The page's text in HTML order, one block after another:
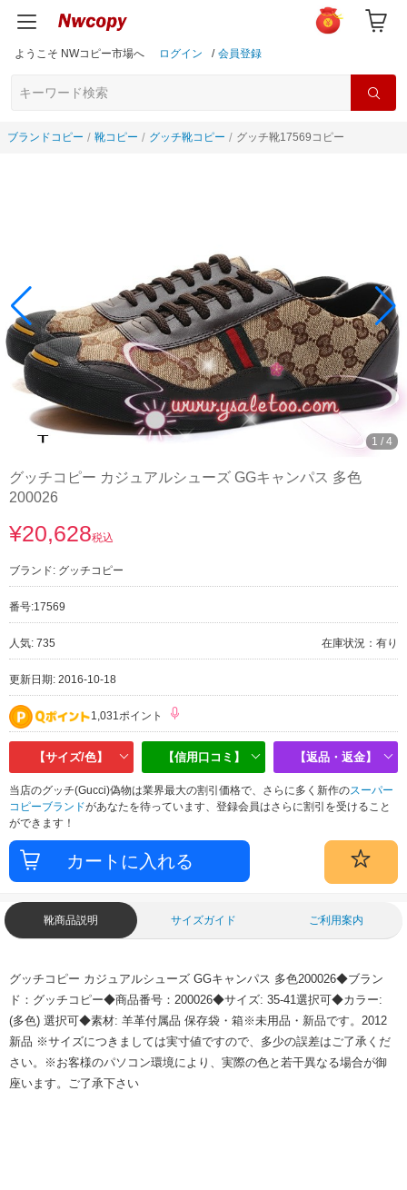
ようこそ NWコピー市場へ ログイン / 会員登録
ブランドコピー 靴コピー グッチ靴コピー グッチ靴17569コピー
1 / 4
グッチコピー カジュアルシューズ GGキャンパス 多色
200026
¥20,628税込
ブランド: グッチコピー
番号:17569
人気: 735 在庫状況：有り
更新日期: 2016-10-18
1,031ポイント
【サイズ/色】 【信用口コミ】 【返品・返金】
当店のグッチ(Gucci)偽物は業界最大の割引価格で、さらに多く新作のスーパー
コピーブランドがあなたを待っています、登録会員はさらに割引を受けること
ができます！
靴商品説明 サイズガイド ご利用案内
グッチコピー カジュアルシューズ GGキャンパス 多色200026◆ブラン
ド：グッチコピー◆商品番号：200026◆サイズ: 35-41選択可◆カラー:
(多色) 選択可◆素材: 羊革付属品 保存袋・箱※未用品・新品です。2012
新品 ※サイズにつきましては実寸値ですので、多少の誤差はご了承くだ
さい。※お客様のパソコン環境により、実際の色と若干異なる場合が御
座います。ご了承下さい